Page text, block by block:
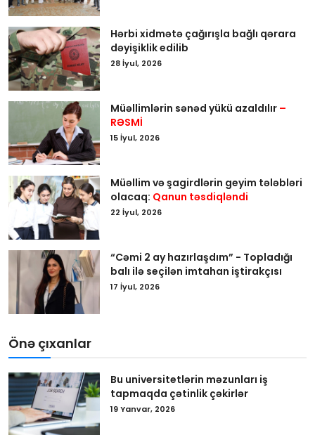
Hərbi xidmətə çağırışla bağlı qərara
dəyişiklik edilib
28 İyul, 2026
Müəllimlərin sənəd yükü azaldılır –
RƏSMİ
15 İyul, 2026
Müəllim və şagirdlərin geyim tələbləri
olacaq: Qanun təsdiqləndi
22 İyul, 2026
“Cəmi 2 ay hazırlaşdım” - Topladığı
balı ilə seçilən imtahan iştirakçısı
17 İyul, 2026
Önə çıxanlar
Bu universitetlərin məzunları iş
tapmaqda çətinlik çəkirlər
19 Yanvar, 2026